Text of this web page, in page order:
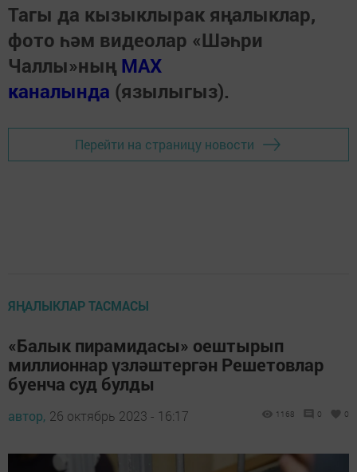
Тагы да кызыклырак яңалыклар,
фото һәм видеолар «Шәһри
Чаллы»ның MAX
каналында (язылыгыз).
Перейти на страницу новости
ЯҢАЛЫКЛАР ТАСМАСЫ
«Балык пирамидасы» оештырып
миллионнар үзләштергән Решетовлар
буенча суд булды
автор, 26 октябрь 2023 - 16:17 1168 0 0